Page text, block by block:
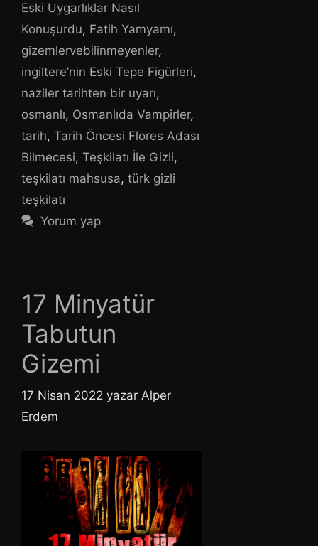
Eski Uygarlıklar Nasıl
Konuşurdu, Fatih Yamyamı,
gizemlervebilinmeyenler,
ingiltere’nin Eski Tepe Figürleri,
naziler tarihten bir uyarı,
osmanlı, Osmanlıda Vampirler,
tarih, Tarih Öncesi Flores Adası
Bilmecesi, Teşkilatı İle Gizli,
teşkilatı mahsusa, türk gizli
teşkilatı
Yorum yap
17 Minyatür
Tabutun
Gizemi
17 Nisan 2022 yazar Alper
Erdem